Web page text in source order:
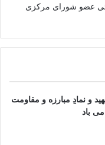
عضو شورای مرکزی
و نمادِ مبارزه و مقاومت
باد